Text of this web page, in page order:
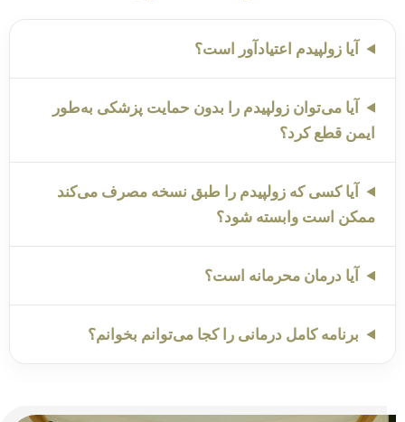
آیا زولپیدم اعتیادآور است؟
آیا می‌توان زولپیدم را بدون حمایت پزشکی به‌طور
ایمن قطع کرد؟
آیا کسی که زولپیدم را طبق نسخه مصرف می‌کند
ممکن است وابسته شود؟
آیا درمان محرمانه است؟
برنامه کامل درمانی را کجا می‌توانم بخوانم؟